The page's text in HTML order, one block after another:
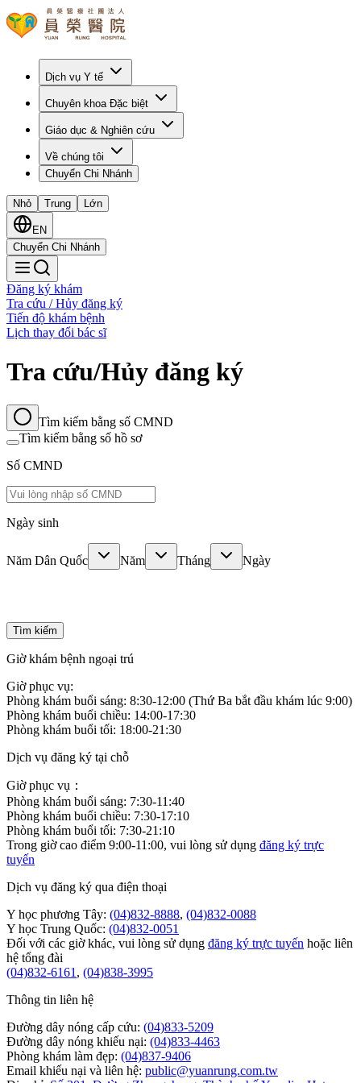
Dịch vụ Y tế
Chuyên khoa Đặc biệt
Giáo dục & Nghiên cứu
Về chúng tôi
Chuyển Chi Nhánh
Nhỏ Trung Lớn
EN
Chuyển Chi Nhánh
Đăng ký khám
Tra cứu / Hủy đăng ký
Tiến độ khám bệnh
Lịch thay đổi bác sĩ
Tra cứu/Hủy đăng ký
Tìm kiếm bằng số CMND
Tìm kiếm bằng số hồ sơ
Số CMND
Ngày sinh
Năm Dân Quốc Năm Tháng Ngày
Tìm kiếm
Giờ khám bệnh ngoại trú
Giờ phục vụ:
Phòng khám buổi sáng: 8:30-12:00 (Thứ Ba bắt đầu khám lúc 9:00)
Phòng khám buổi chiều: 14:00-17:30
Phòng khám buổi tối: 18:00-21:30
Dịch vụ đăng ký tại chỗ
Giờ phục vụ：
Phòng khám buổi sáng: 7:30-11:40
Phòng khám buổi chiều: 7:30-17:10
Phòng khám buổi tối: 7:30-21:10
Trong giờ cao điểm 9:00-11:00, vui lòng sử dụng đăng ký trực
tuyến
Dịch vụ đăng ký qua điện thoại
Y học phương Tây: (04)832-8888, (04)832-0088
Y học Trung Quốc: (04)832-0051
Đối với các giờ khác, vui lòng sử dụng đăng ký trực tuyến hoặc liên
hệ tổng đài
(04)832-6161 , (04)838-3995
Thông tin liên hệ
Đường dây nóng cấp cứu: (04)833-5209
Đường dây nóng khiếu nại: (04)833-4463
Phòng khám làm đẹp: (04)837-9406
Email khiếu nại và liên hệ: public@yuanrung.com.tw